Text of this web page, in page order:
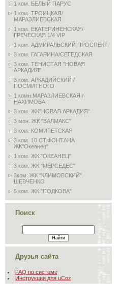
1 ком. БЕЛЫЙ ПАРУС
1 ком. ТРОИЦКАЯ/
МАРАЗЛИЕВСКАЯ
1 ком. ЕКАТЕРИНЕНСКАЯ/
ГРЕЧЕСКАЯ 1/4 VIP
1 ком. АДМИРАЛЬСКИЙ ПРОСПЕКТ
3 ком. ГАГАРИНА/СЕГЕДСКАЯ
3 ком. ТЕНИСТАЯ "НОВАЯ
АРКАДИЯ"
3 ком. АРКАДИЙСКИЙ /
ПОСМИТНОГО
1 комн.МАРАЗЛИЕВСКАЯ /
НАХИМОВА
3 ком. ЖК"НОВАЯ АРКАДИЯ"
3 мон. ЖК "ВАЛМАКС"
3 ком. КОМИТЕТСКАЯ
3 ком. 10 СТ.ФОНТАНА
ЖК"Океанец"
1 ком. ЖК "ОКЕАНЕЦ"
3 ком. ЖК "МЕРСЕДЕС"
3ком. ЖК "КЛИМОВСКИЙ"
ШЕВЧЕНКО
5 ком. ЖК "ПОДКОВА"
Поиск
Друзья сайта
FAQ по системе
Инструкции для uCoz